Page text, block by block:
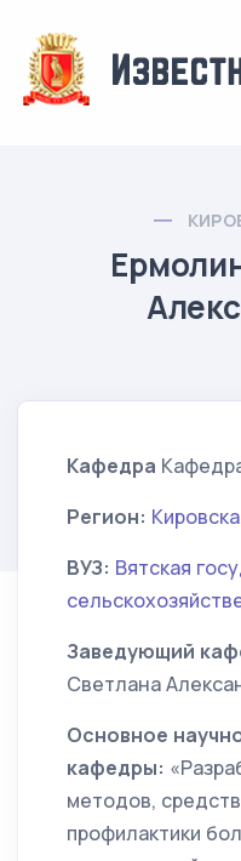
Кафедра
Регион:
ВУЗ: Вятская
Заведующий
Светлана
Основное
кафедры:
методов,
профилактики